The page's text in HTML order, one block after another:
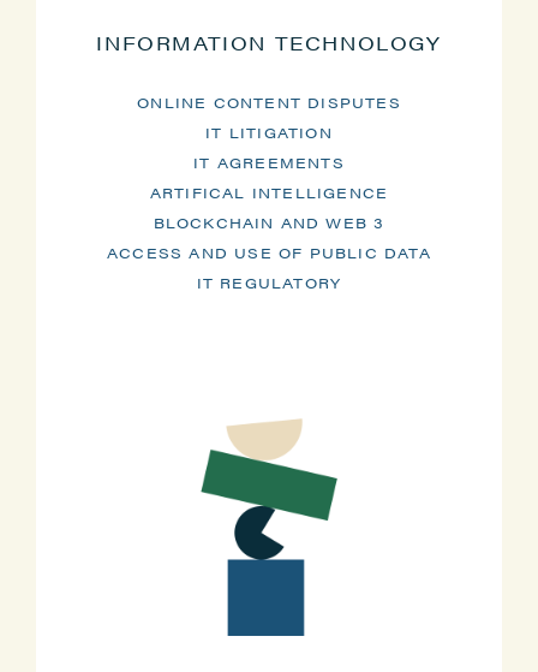
INFORMATION TECHNOLOGY
ONLINE CONTENT DISPUTES
IT LITIGATION
IT AGREEMENTS
ARTIFICAL INTELLIGENCE
BLOCKCHAIN AND WEB 3
ACCESS AND USE OF PUBLIC DATA
IT REGULATORY